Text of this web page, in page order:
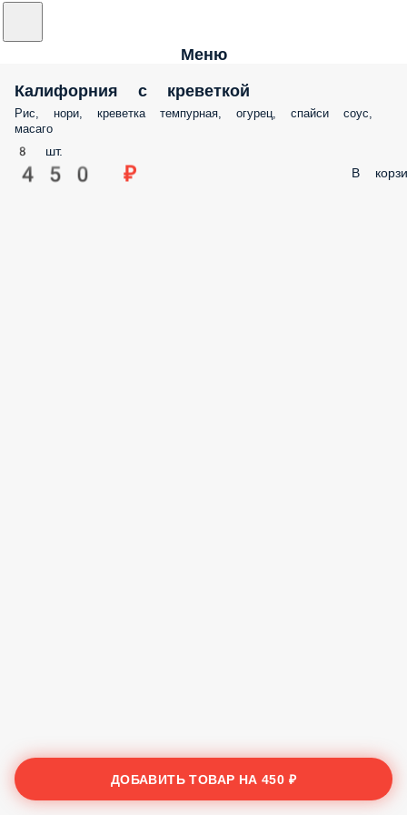
Меню
Калифорния с креветкой
Рис, нори, креветка темпурная, огурец, спайси соус,
масаго
8 шт.
450 ₽ В
ДОБАВИТЬ ТОВАР НА450 ₽